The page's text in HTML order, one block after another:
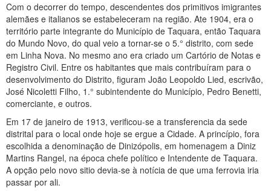
Com o decorrer do tempo, descendentes dos primitivos imigrantes
alemães e italianos se estabeleceram na região. Ate 1904, era o
território parte integrante do Município de Taquara, então Taquara
do Mundo Novo, do qual veio a tornar-se o 5.° distrito, com sede
em Linha Nova. No mesmo ano era criado um Cartório de Notas e
Registro Civil. Entre os habitantes que mais contribuíram para o
desenvolvimento do Distrito, figuram João Leopoldo Lied, escrivão,
José Nicoletti Filho, 1.° subintendente do Município, Pedro Benetti,
comerciante, e outros.
Em 17 de janeiro de 1913, verificou-se a transferencia da sede
distrital para o local onde hoje se ergue a Cidade. A princípio, fora
escolhida a denominação de Dinizópolis, em homenagem a Diniz
Martins Rangel, na época chefe político e Intendente de Taquara.
A opção pelo novo sitio devia-se à notícia de que uma ferrovia iria
passar por ali.